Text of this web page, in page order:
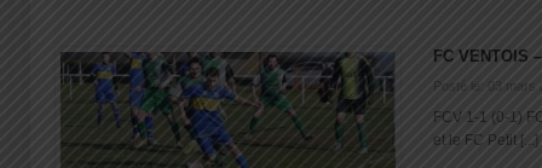
FC VENTOIS
Posté le: 03 mars
FCV 1-1 (0-1)
et le FC Petit [...]